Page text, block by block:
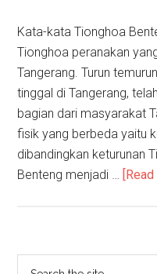
Kata-kata Tionghoa
Tionghoa peranakan
Tangerang. Turun
tinggal di Tangerang,
bagian dari masyarakat
fisik yang berbeda yaitu
dibandingkan keturunan
Benteng menjadi … [Read